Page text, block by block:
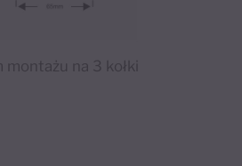
na 3 kołki